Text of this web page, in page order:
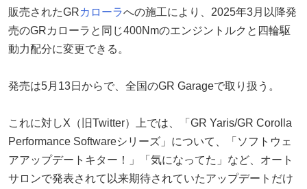
販売されたGRカローラへの施工により、2025年3月以降発
売のGRカローラと同じ400Nmのエンジントルクと四輪駆
動力配分に変更できる。
発売は5月13日からで、全国のGR Garageで取り扱う。
これに対しX（旧Twitter）上では、「GR Yaris/GR Corolla
Performance Softwareシリーズ」について、「ソフトウェ
アアップデートキター！」「気になってた」など、オート
サロンで発表されて以来期待されていたアップデートだけ